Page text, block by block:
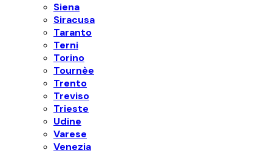
Siena
Siracusa
Taranto
Terni
Torino
Tournèe
Trento
Treviso
Trieste
Udine
Varese
Venezia